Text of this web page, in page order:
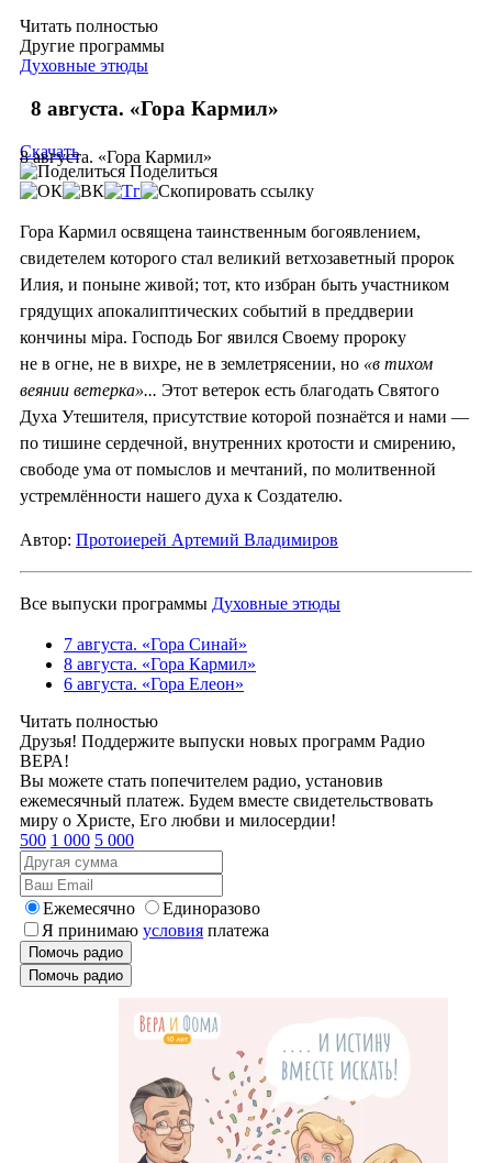
Читать полностью
Другие программы
Духовные этюды
8 августа. «Гора Кармил»
8 августа. «Гора Кармил»
Скачать
Поделиться
Гора Кармил освящена таинственным богоявлением,
свидетелем которого стал великий ветхозаветный пророк
Илия, и поныне живой; тот, кто избран быть участником
грядущих апокалиптических событий в преддверии
кончины мiра. Господь Бог явился Своему пророку
не в огне, не в вихре, не в землетрясении, но «в тихом
веянии ветерка»... Этот ветерок есть благодать Святого
Духа Утешителя, присутствие которой познаётся и нами —
по тишине сердечной, внутренних кротости и смирению,
свободе ума от помыслов и мечтаний, по молитвенной
устремлённости нашего духа к Создателю.
Автор: Протоиерей Артемий Владимиров
Все выпуски программы Духовные этюды
7 августа. «Гора Синай»
8 августа. «Гора Кармил»
6 августа. «Гора Елеон»
Читать полностью
Друзья! Поддержите выпуски новых программ Радио
ВЕРА!
Вы можете стать попечителем радио, установив
ежемесячный платеж. Будем вместе свидетельствовать
миру о Христе, Его любви и милосердии!
500 1 000 5 000
Ежемесячно
Единоразово
Я принимаю условия платежа
Помочь радио
Помочь радио